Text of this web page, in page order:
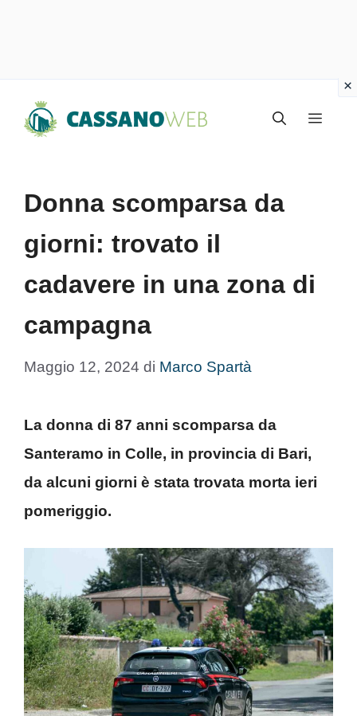
Menu
Donna scomparsa da
giorni: trovato il
cadavere in una zona di
campagna
Maggio 12, 2024 di Marco Spartà
La donna di 87 anni scomparsa da
Santeramo in Colle, in provincia di Bari,
da alcuni giorni è stata trovata morta ieri
pomeriggio.